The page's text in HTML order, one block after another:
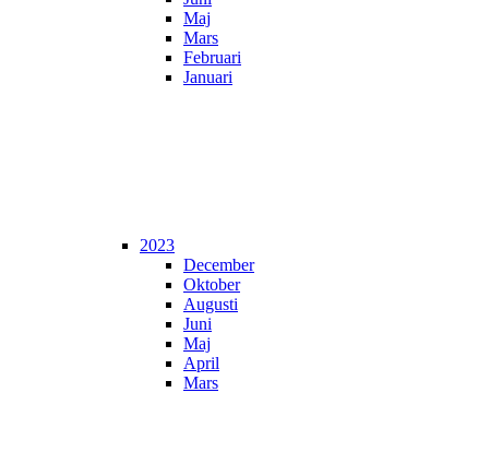
Maj
Mars
Februari
Januari
2023
December
Oktober
Augusti
Juni
Maj
April
Mars